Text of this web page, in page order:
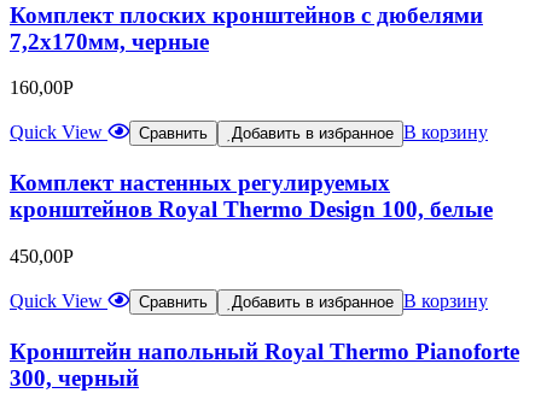
Комплект плоских кронштейнов с дюбелями
7,2х170мм, черные
160,00Р
Quick View Сравнить Добавить в избранное В корзину
Комплект настенных регулируемых
кронштейнов Royal Thermo Design 100, белые
450,00Р
Quick View Сравнить Добавить в избранное В корзину
Кронштейн напольный Royal Thermo Pianoforte
300, черный